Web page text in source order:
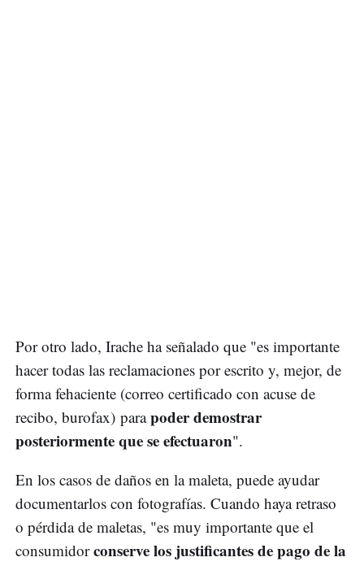
Por otro lado, Irache ha señalado que "es importante
hacer todas las reclamaciones por escrito y, mejor, de
forma fehaciente (correo certificado con acuse de
recibo, burofax) parapoder demostrar
posteriormente que se efectuaron".
En los casos de daños en la maleta, puede ayudar
documentarlos con fotografías. Cuando haya retraso
o pérdida de maletas, "es muy importante que el
consumidorconserve los justificantes de pago de la